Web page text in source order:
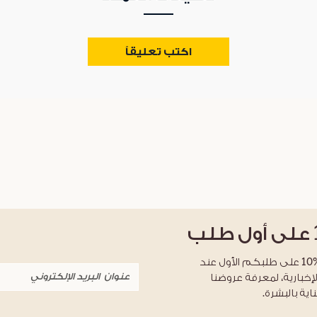
اكتب تعليقاً
على أول طلب
احصلوا على خصم %10 على طلبكم الأول عند
لمعرفة عروضنا
بالبشرة.